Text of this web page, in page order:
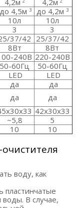
до 4,5м 3 до 4,2м 3
10л
10л
3
3
37/42
25/37/42
8Вт
8Вт
240В 220-240В
50-60Гц
50-60Гц
LED
LED
да
да
да
да
42х30х33
~5,8
5
10 10
воду, как
пластинчатые
В случае,